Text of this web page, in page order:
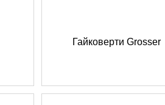
Гайковерти Grosser